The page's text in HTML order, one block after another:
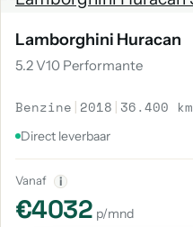
Lamborghini Huracan
5.2 V10 Performante
Benzine | 2018 | 36.400 km
Direct leverbaar
Vanaf i
€4032 p/mnd